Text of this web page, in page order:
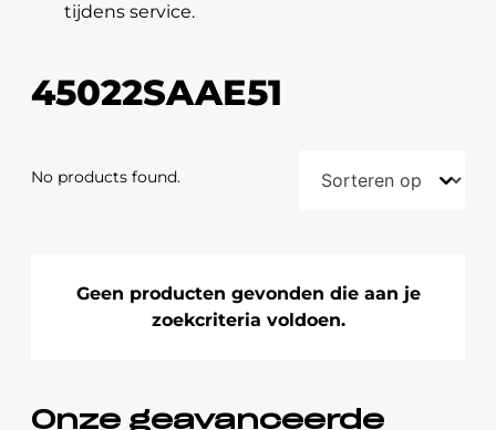
tijdens service.
45022SAAE51
No products found.
Geen producten gevonden die aan je
zoekcriteria voldoen.
Onze geavanceerde